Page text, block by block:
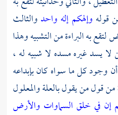
قوله وإلهكم إله واحدوالثالث
به البراءة من التشبيه وهذا
لا يسد غيره مسده لا شبيه له ،
أن وجود كل ما سواه كان بإبداعه
من قول من يقول بالعلة والمعلول
إن في خلق السماوات والأرض